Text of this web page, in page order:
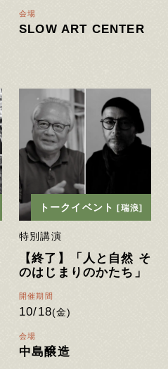
会場
SLOW ART CENTER
トークイベント [瑞浪]
特別講演
【終了】「人と自然 そ
のはじまりのかたち」
開催期間
10/18(金)
会場
中島醸造